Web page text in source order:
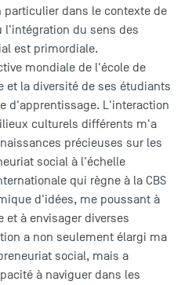
dans le contexte de
l'intégration du sens des
est primordiale.
mondiale de l'école de
et la diversité de ses étudiants
d'apprentissage. L'interaction
culturels différents m'a
précieuses sur les
social à l'échelle
qui règne à la CBS
d'idées, me poussant à
et à envisager diverses
a non seulement élargi ma
social, mais a
à naviguer dans les